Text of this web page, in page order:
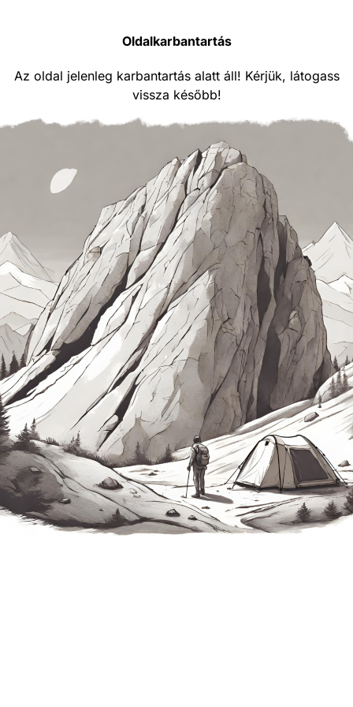
Oldalkarbantartás
Az oldal jelenleg karbantartás alatt áll! Kérjük, látogass
vissza később!